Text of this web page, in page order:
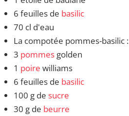
6 feuilles de basilic
70 cl d'eau
La compotée pommes-basilic :
3 pommes golden
1 poire williams
6 feuilles de basilic
100 g de sucre
30 g de beurre